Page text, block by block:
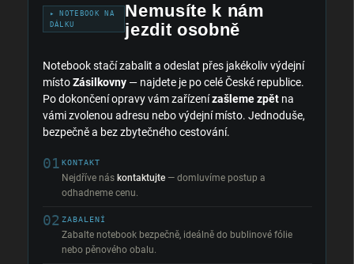
▸ NOTEBOOK NA
DÁLKU
Nemusíte k nám
jezdit osobně
Notebook stačí zabalit a odeslat přes jakékoliv výdejní
místoZásilkovny— najdete je po celé České republice.
Po dokončení opravy vám zařízenízašleme zpětna
vámi zvolenou adresu nebo výdejní místo. Jednoduše,
bezpečně a bez zbytečného cestování.
01 KONTAKT
Nejdříve nás kontaktujte— domluvíme postup a
odhadneme cenu.
02 ZABALENÍ
Zabalte notebook bezpečně, ideálně do bublinové fólie
nebo pěnového obalu.